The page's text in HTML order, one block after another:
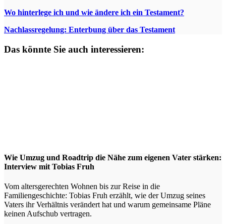
Wo hinterlege ich und wie ändere ich ein Testament?
Nachlassregelung: Enterbung über das Testament
Das könnte Sie auch interessieren:
Wie Umzug und Roadtrip die Nähe zum eigenen Vater stärken:
Interview mit Tobias Fruh
Vom altersgerechten Wohnen bis zur Reise in die
Familiengeschichte: Tobias Fruh erzählt, wie der Umzug seines
Vaters ihr Verhältnis verändert hat und warum gemeinsame Pläne
keinen Aufschub vertragen.